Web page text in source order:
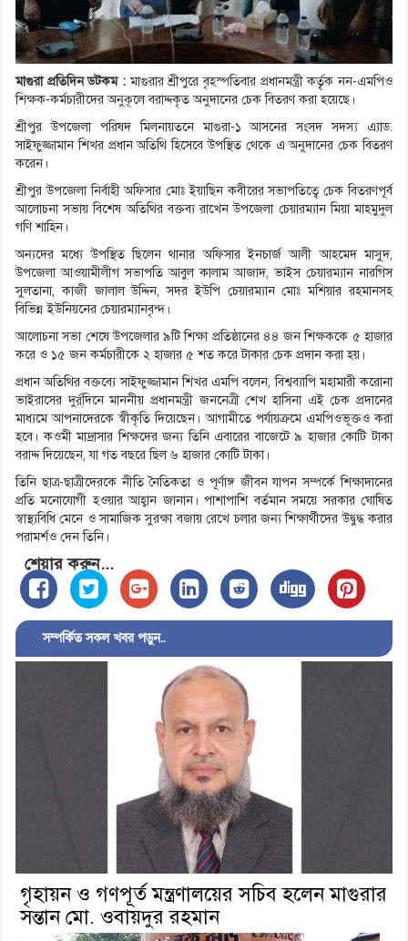
মাগুরা প্রতিদিন ডটকম : মাগুরার শ্রীপুরে বৃহস্পতিবার প্রধানমন্ত্রী কর্তৃৃক নন-এমপিও
শিক্ষক-কর্মচারীদের অনুকূলে বরাদ্দকৃত অনুদানের চেক বিতরণ করা হয়েছে।
শ্রীপুর উপজেলা পরিষদ মিলনায়তনে মাগুরা-১ আসনের সংসদ সদস্য এ্যাড.
সাইফুজ্জামান শিখর প্রধান অতিথি হিসেবে উপস্থিত থেকে এ অনুদানের চেক বিতরণ
করেন।
শ্রীপুর উপজেলা নির্বাহী অফিসার মোঃ ইয়াছিন কবীরের সভাপতিত্বে চেক বিতরণপূর্ব
আলোচনা সভায় বিশেষ অতিথির বক্তব্য রাখেন উপজেলা চেয়ারম্যান মিয়া মাহমুদুল
গণি শাহিন।
অন্যদের মধ্যে উপস্থিত ছিলেন থানার অফিসার ইনচার্জ আলী আহমেদ মাসুদ,
উপজেলা আওয়ামীলীগ সভাপতি আবুল কালাম আজাদ, ভাইস চেয়ারম্যান নারগিস
সুলতানা, কাজী জালাল উদ্দিন, সদর ইউপি চেয়ারম্যান মোঃ মশিয়ার রহমানসহ
বিভিন্ন ইউনিয়নের চেয়ারম্যানবৃন্দ।
আলোচনা সভা শেষে উপজেলার ৯টি শিক্ষা প্রতিষ্ঠানের ৪৪ জন শিক্ষককে ৫ হাজার
করে ও ১৫ জন কর্মচারীকে ২ হাজার ৫ শত করে টাকার চেক প্রদান করা হয়।
প্রধান অতিথির বক্তব্যে সাইফুজ্জামান শিখর এমপি বলেন, বিশ্বব্যাপি মহামারী করোনা
ভাইরাসের দুর্র্দিনে মাননীয় প্রধানমন্ত্রী জননেত্রী শেখ হাসিনা এই চেক প্রদানের
মাধ্যমে আপনাদেরকে স্বীকৃতি দিয়েছেন। আগামীতে পর্যায়ক্রমে এমপিওভূক্তও করা
হবে। কওমী মাদ্রাসার শিক্ষদের জন্য তিনি এবারের বাজেটে ৯ হাজার কোটি টাকা
বরাদ্দ দিয়েছেন, যা গত বছরে ছিল ৬ হাজার কোটি টাকা।
তিনি ছাত্র-ছাত্রীদেরকে নীতি নৈতিকতা ও পূর্ণাঙ্গ জীবন যাপন সম্পর্কে শিক্ষাদানের
প্রতি মনোযোগী হওয়ার আহ্বান জানান। পাশাপাশি বর্তমান সময়ে সরকার ঘোষিত
স্বাস্থ্যবিধি মেনে ও সামাজিক সুরক্ষা বজায় রেখে চলার জন্য শিক্ষার্থীদের উদ্বুদ্ধ করার
পরামর্শও দেন তিনি।
শেয়ার করুন...
সম্পর্কিত সকল খবর পড়ুন..
গৃহায়ন ও গণপূর্ত মন্ত্রণালয়ের সচিব হলেন মাগুরার
সন্তান মো. ওবায়দুর রহমান